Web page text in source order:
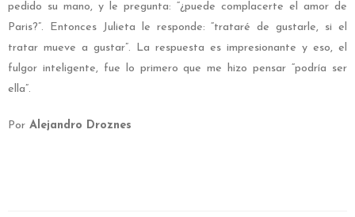
pedido su mano, y le pregunta: “¿puede complacerte el amor de
Paris?”. Entonces Julieta le responde: “trataré de gustarle, si el
tratar mueve a gustar”. La respuesta es impresionante y eso, el
fulgor inteligente, fue lo primero que me hizo pensar “podría ser
ella”.
Por Alejandro Droznes